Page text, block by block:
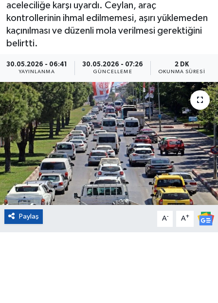
aceleciliğe karşı uyardı. Ceylan, araç
kontrollerinin ihmal edilmemesi, aşırı yüklemeden
kaçınılması ve düzenli mola verilmesi gerektiğini
belirtti.
30.05.2026 - 06:41
YAYINLANMA
30.05.2026 - 07:26
GÜNCELLEME
2 DK
OKUNMA SÜRESI
Paylaş A- A+
Yaşam
Asayiş
Dünya
Eğitim
Sağlık
Magazin
Turizm
Çevre
Kültür ve Sanat
Son Dakika Haberleri
Haber Arşivi